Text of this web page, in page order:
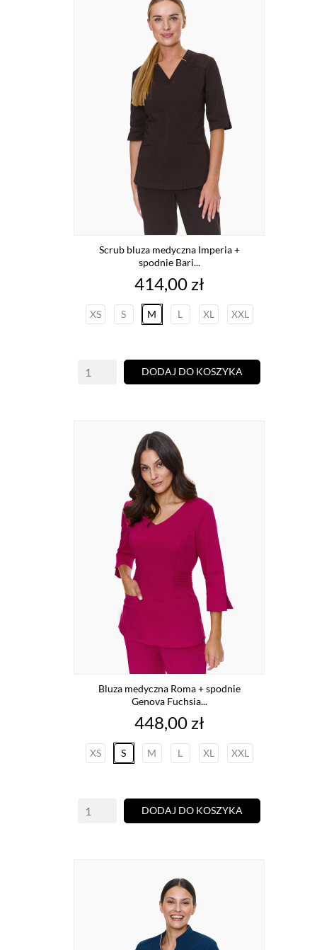
Scrub bluza medyczna Imperia +
spodnie Bari...
Cena
414,00 zł
XS S M L XL XXL
DODAJ DO KOSZYKA
Bluza medyczna Roma + spodnie
Genova Fuchsia...
Cena
448,00 zł
XS S M L XL XXL
DODAJ DO KOSZYKA